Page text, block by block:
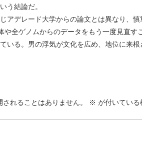
う結論だ。
レード大学からの論文とは異なり、慎
や全ゲノムからのデータをもう一度見直す
いる。男の浮気が文化を広め、地位に来
れることはありません。 ※ が付いてい